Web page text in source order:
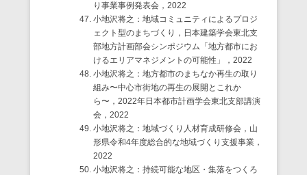
り事業事例発表会，2022
小地沢将之：地域コミュニティによるプロジ
ェクト型のまちづくり，日本建築学会東北支
部地方計画部会シンポジウム「地方都市にお
けるエリアマネジメントの可能性」，2022
小地沢将之：地方都市のまちなか再生の取り
組み〜中心市街地の再生の展開とこれか
ら〜，2022年日本都市計画学会東北支部講演
会，2022
小地沢将之：地域づくり人材育成研修会，山
形県令和4年度総合的な地域づくり支援事業，
2022
小地沢将之：持続可能な地区・集落をつくろ